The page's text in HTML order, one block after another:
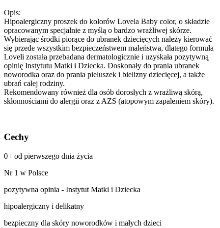
Opis:
Hipoalergiczny proszek do kolorów Lovela Baby color, o składzie
opracowanym specjalnie z myślą o bardzo wrażliwej skórze.
Wybierając środki piorące do ubranek dziecięcych należy kierować
się przede wszystkim bezpieczeństwem maleństwa, dlatego formuła
Loveli została przebadana dermatologicznie i uzyskała pozytywną
opinię Instytutu Matki i Dziecka. Doskonały do prania ubranek
noworodka oraz do prania pieluszek i bielizny dziecięcej, a także
ubrań całej rodziny.
Rekomendowany również dla osób dorosłych z wrażliwą skórą,
skłonnościami do alergii oraz z AZS (atopowym zapaleniem skóry).
Cechy
0+ od pierwszego dnia życia
Nr 1 w Polsce
pozytywna opinia - Instytut Matki i Dziecka
hipoalergiczny i delikatny
bezpieczny dla skóry noworodków i małych dzieci